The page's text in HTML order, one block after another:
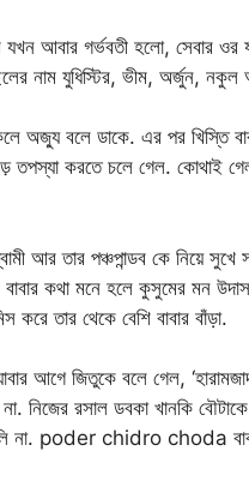
যখন আবার গর্ভবতী হলো, সেবার ওর
নাম যুধিস্টির, ভীম, অর্জুন,
অজ্যু বলে ডাকে. এর পর খিস্তি
তপস্যা করতে চলে গেল. কোথাই
আর তার পঞ্চপান্ডব কে নিয়ে সুখে
কথা মনে হলে কুসুমের মন
করে তার থেকে বেশি বাবার বাঁড়া.
আগে জিতুকে বলে গেল,
নিজের রসাল ডবকা খানকি
না. poder chidro choda